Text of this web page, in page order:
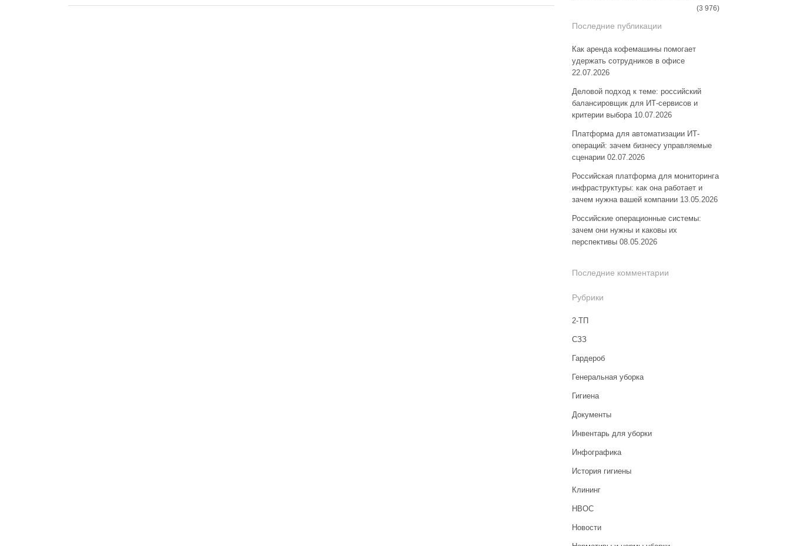
(3 976)
Последние публикации
Как аренда кофемашины помогает
удержать сотрудников в офисе
22.07.2026
Деловой подход к теме: российский
балансировщик для ИТ-сервисов и
критерии выбора 10.07.2026
Платформа для автоматизации ИТ-
операций: зачем бизнесу управляемые
сценарии 02.07.2026
Российская платформа для мониторинга
инфраструктуры: как она работает и
зачем нужна вашей компании 13.05.2026
Российские операционные системы:
зачем они нужны и каковы их
перспективы 08.05.2026
Последние комментарии
Рубрики
2-ТП
CЗЗ
Гардероб
Генеральная уборка
Гигиена
Документы
Инвентарь для уборки
Инфографика
История гигиены
Клининг
НВОС
Новости